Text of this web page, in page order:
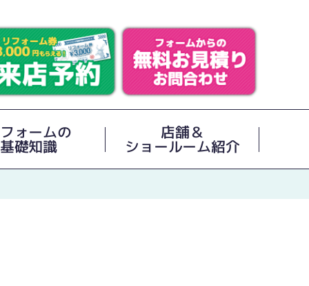
ォームの
基礎知識
店舗＆
ショールーム紹介